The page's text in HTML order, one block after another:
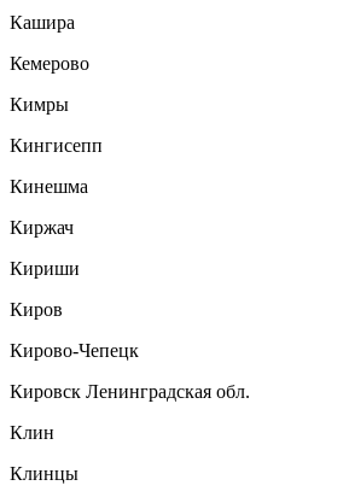
Кашира
Кемерово
Кимры
Кингисепп
Кинешма
Киржач
Кириши
Киров
Кирово-Чепецк
Кировск Ленинградская обл.
Клин
Клинцы